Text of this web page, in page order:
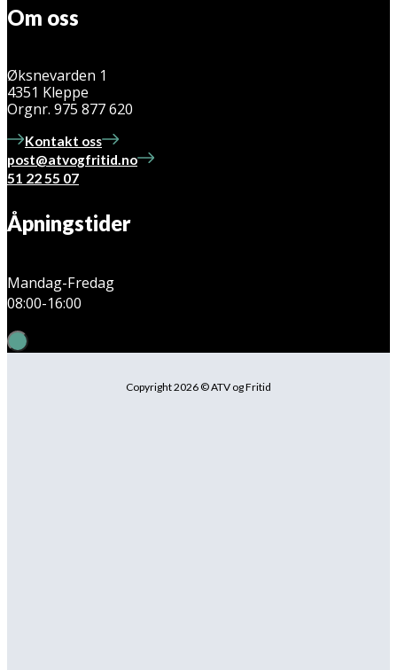
Om oss
Øksnevarden 1
4351 Kleppe
Orgnr. 975 877 620
Kontakt oss
post@atvogfritid.no
51 22 55 07
Åpningstider
Mandag-Fredag
08:00-16:00
Copyright 2026 © ATV og Fritid